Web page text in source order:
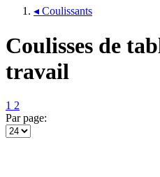
◂ Coulissants
Coulisses de
travail
1 2
Par page: